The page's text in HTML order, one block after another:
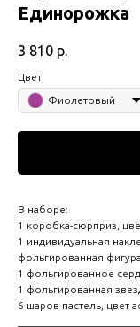
Единорожка
3 810 р.
Цвет
Фиолетовый
В наборе:
1 коробка-сюрприз,
1 индивидуальная
фольгированная
1 фольгированное
1 фольгированная
6 шаров пастель, цвет